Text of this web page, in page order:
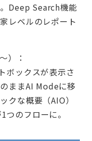
Deep Search機能
レベルのレポート
）：
ボックスが表示さ
ままAI Modeに移
クな概要（AIO）
のフローに。